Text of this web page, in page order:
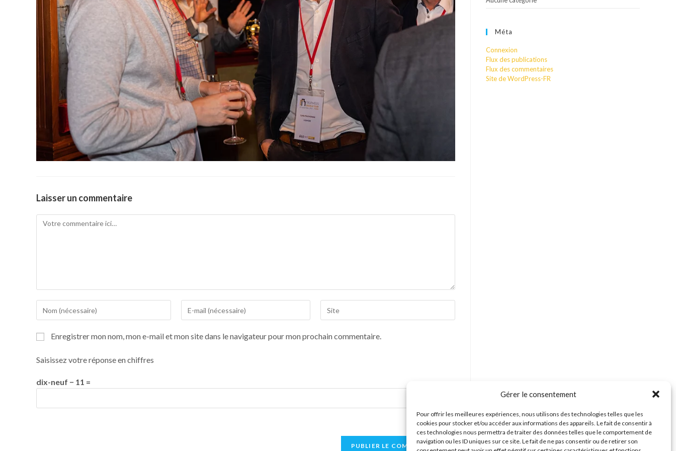
Gérer le consentement
Pour offrir les meilleures expériences, nous utilisons des technologies telles que les
cookies pour stocker et/ou accéder aux informations des appareils. Le fait de consentir à
ces technologies nous permettra de traiter des données telles que le comportement de
navigation ou les ID uniques sur ce site. Le fait de ne pas consentir ou de retirer son
Laisser un commentaire
Enregistrer mon nom, mon e-mail et mon site dans le navigateur pour mon prochain commentaire.
Saisissez votre réponse en chiffres
dix-neuf − 11 =
Méta
Connexion
Flux des publications
Flux des commentaires
Site de WordPress-FR